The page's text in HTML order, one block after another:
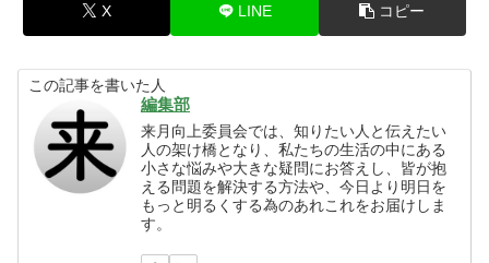
X LINE コピー
この記事を書いた人
編集部
来月向上委員会では、知りたい人と伝えたい
人の架け橋となり、私たちの生活の中にある
小さな悩みや大きな疑問にお答えし、皆が抱
える問題を解決する方法や、今日より明日を
もっと明るくする為のあれこれをお届けしま
す。